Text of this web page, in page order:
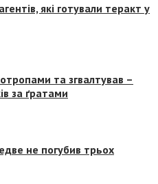
які готували теракт у
та згвалтував –
за ґратами
не погубив трьох